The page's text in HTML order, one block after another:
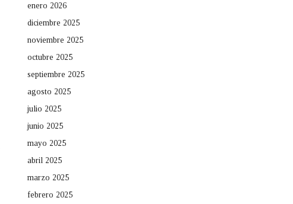
enero 2026
diciembre 2025
noviembre 2025
octubre 2025
septiembre 2025
agosto 2025
julio 2025
junio 2025
mayo 2025
abril 2025
marzo 2025
febrero 2025